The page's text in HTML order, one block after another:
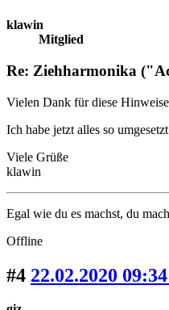
klawin
Mitglied
Re: Ziehharmonika
Vielen Dank für diese
Ich habe jetzt alles so
Viele Grüße
klawin
Egal wie du es machst, du
Offline
#4 22.02.2020